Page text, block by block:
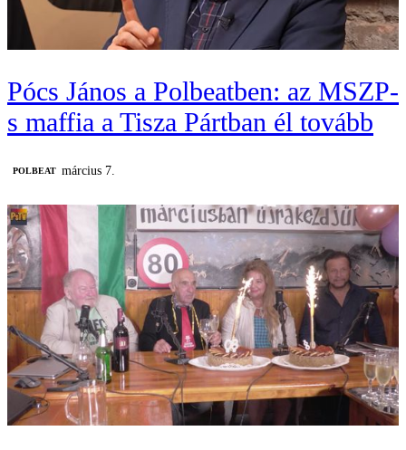
Pócs János a Polbeatben: az MSZP-
s maffia a Tisza Pártban él tovább
‎POLBEAT március 7.